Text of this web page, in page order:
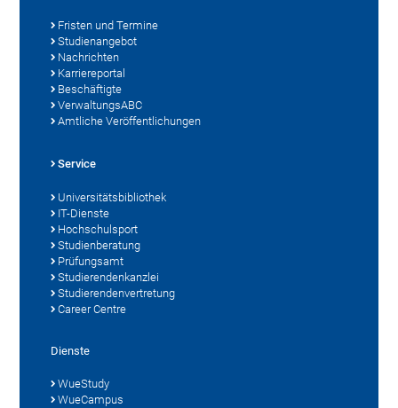
Fristen und Termine
Studienangebot
Nachrichten
Karriereportal
Beschäftigte
VerwaltungsABC
Amtliche Veröffentlichungen
Service
Universitätsbibliothek
IT-Dienste
Hochschulsport
Studienberatung
Prüfungsamt
Studierendenkanzlei
Studierendenvertretung
Career Centre
Dienste
WueStudy
WueCampus